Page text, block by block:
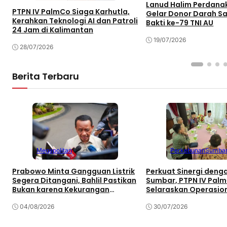
PTPN IV PalmCo Siaga Karhutla,
Kerahkan Teknologi AI dan Patroli
24 Jam di Kalimantan
28/07/2026
Lanud Halim
Gelar Donor Darah
Bakti ke-79 TNI AU
19/07/2026
Berita Terbaru
Megapolitan
Prabowo Minta Gangguan Listrik
Segera Ditangani, Bahlil Pastikan
Bukan karena Kekurangan
04/08/2026
Perkebunan
Perkuat Sinergi
Sumbar, PTPN IV
Selaraskan
30/07/2026